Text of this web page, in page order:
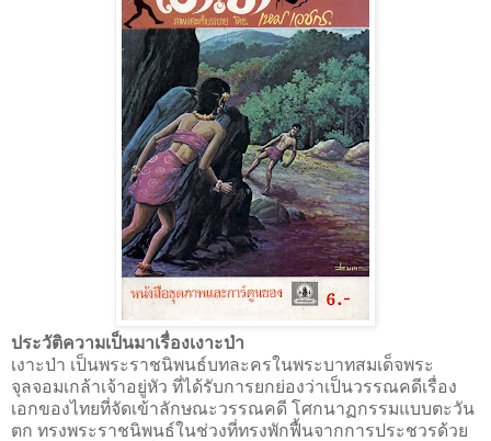
ประวัติความเป็นมาเรื่องเงาะป่า
เงาะป่า เป็นพระราชนิพนธ์บทละครในพระบาทสมเด็จพระ
จุลจอมเกล้าเจ้าอยู่หัว ที่ได้รับการยกย่องว่าเป็นวรรณคดีเรื่อง
เอกของไทยที่จัดเข้าลักษณะวรรณคดี โศกนาฏกรรมแบบตะวัน
ตก ทรงพระราชนิพนธ์ในช่วงที่ทรงพักฟื้นจากการประชวรด้วย